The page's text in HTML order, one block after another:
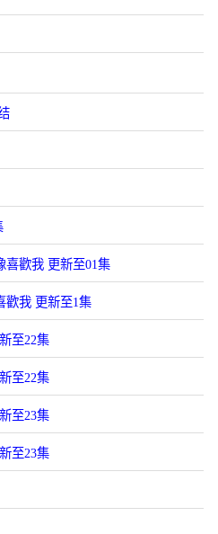
喜歡我 更新至01集
歡我 更新至1集
至22集
至22集
至23集
至23集